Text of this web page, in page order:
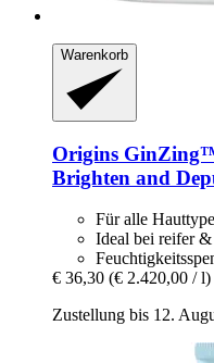
Warenkorb
Origins
Brighten and
Für alle
Ideal bei reifer
€ 36,30 (€ 2.420,00 / l)
Zustellung bis 12.